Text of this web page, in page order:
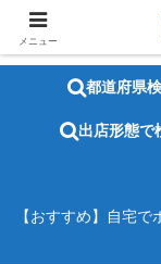
都道府県
出店形態で
【おすすめ】自宅
メニュー